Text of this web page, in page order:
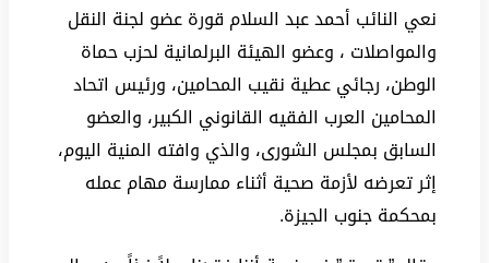
نعي النائب أحمد عبد السلام قورة عضو لجنة النقل
والمواصلات ، وعضو الهيئة البرلمانية لحزب حماة
الوطن، رجائي عطية نقيب المحامين، ورئيس اتحاد
المحامين العرب الفقيه القانوني الكبير، والعضو
السابق بمجلس الشورى، والذي وافته المنية اليوم،
إثر تعرضه لأزمة صحية أثناء ممارسة مهام عمله
بمحكمة جنوب الجيزة.